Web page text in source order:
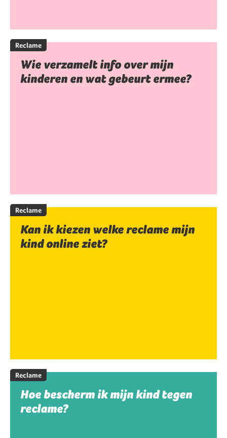
Reclame
Wie verzamelt info over mijn
kinderen en wat gebeurt ermee?
Reclame
Kan ik kiezen welke reclame mijn
kind online ziet?
Reclame
Hoe bescherm ik mijn kind tegen
reclame?